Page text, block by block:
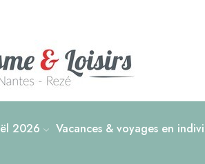
2026
Vacances & voyages en